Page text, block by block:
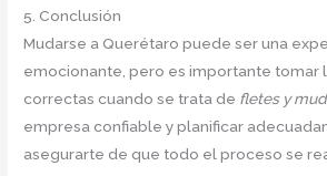
5. Conclusión
Mudarse a Querétaro puede ser una
emocionante, pero es importante tomar
correctas cuando se trata de fletes y
empresa confiable y planificar
asegurarte de que todo el proceso se